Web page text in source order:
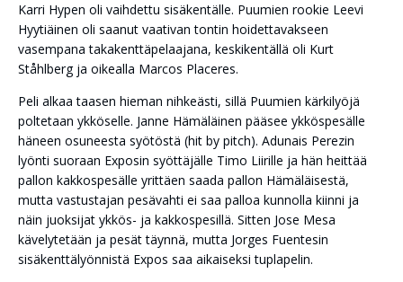
Karri Hypen oli vaihdettu sisäkentälle. Puumien rookie Leevi
Hyytiäinen oli saanut vaativan tontin hoidettavakseen
vasempana takakenttäpelaajana, keskikentällä oli Kurt
Ståhlberg ja oikealla Marcos Placeres.
Peli alkaa taasen hieman nihkeästi, sillä Puumien kärkilyöjä
poltetaan ykköselle. Janne Hämäläinen pääsee ykköspesälle
häneen osuneesta syötöstä (hit by pitch). Adunais Perezin
lyönti suoraan Exposin syöttäjälle Timo Liirille ja hän heittää
pallon kakkospesälle yrittäen saada pallon Hämäläisestä,
mutta vastustajan pesävahti ei saa palloa kunnolla kiinni ja
näin juoksijat ykkös- ja kakkospesillä. Sitten Jose Mesa
kävelytetään ja pesät täynnä, mutta Jorges Fuentesin
sisäkenttälyönnistä Expos saa aikaiseksi tuplapelin.